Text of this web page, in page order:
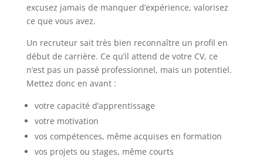
excusez jamais de manquer d’expérience, valorisez
ce que vous avez.
Un recruteur sait très bien reconnaître un profil en
début de carrière. Ce qu’il attend de votre CV, ce
n’est pas un passé professionnel, mais un potentiel.
Mettez donc en avant :
votre capacité d’apprentissage
votre motivation
vos compétences, même acquises en formation
vos projets ou stages, même courts